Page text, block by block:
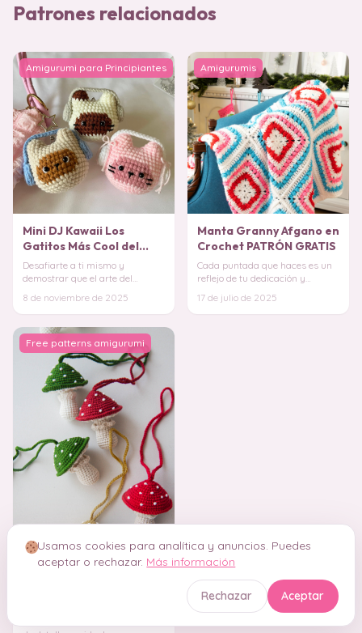
Patrones relacionados
Amigurumi para Principiantes
Mini DJ Kawaii Los
Gatitos Más Cool del
Escenario Amigurumi
Desafiarte a ti mismo y
demostrar que el arte del
agujas están a pu
8 de noviembre de 2025
Amigurumis
Manta Granny Afgano en
Crochet PATRÓN GRATIS
Cada puntada que haces es un
reflejo de tu dedicación y
proyecto pe
17 de julio de 2025
Free patterns amigurumi
Usamos cookies para analítica y anuncios. Puedes
aceptar o rechazar. Más información
Rechazar Aceptar